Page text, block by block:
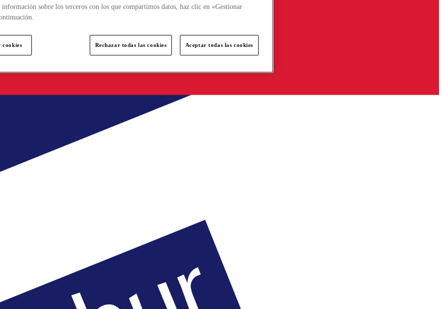
información sobre los terceros con los que compartimos datos, haz clic en «Gestionar
cookies Rechazar todas las cookies Aceptar todas las cookies